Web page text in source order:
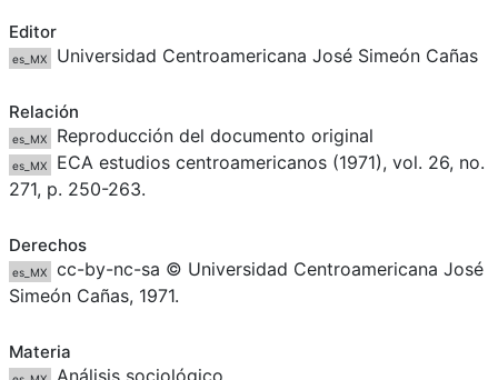
Editor
es_MX Universidad Centroamericana José Simeón Cañas
Relación
es_MX Reproducción del documento original
es_MX
ECA estudios centroamericanos (1971), vol. 26, no.
271, p. 250-263.
Derechos
es_MX
cc-by-nc-sa © Universidad Centroamericana José
Simeón Cañas, 1971.
Materia